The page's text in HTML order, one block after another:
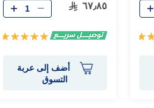
٦٧٫٨٥
تقييم:
أضف إلى عربة
التسوق